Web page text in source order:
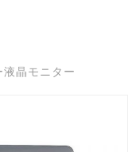
晶モニター